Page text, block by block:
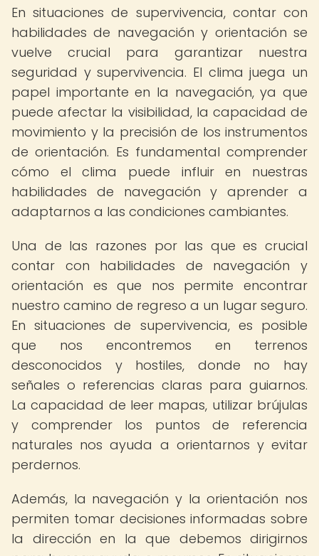
En situaciones de supervivencia, contar con
habilidades de navegación y orientación se
vuelve crucial para garantizar nuestra
seguridad y supervivencia. El clima juega un
papel importante en la navegación, ya que
puede afectar la visibilidad, la capacidad de
movimiento y la precisión de los instrumentos
de orientación. Es fundamental comprender
cómo el clima puede influir en nuestras
habilidades de navegación y aprender a
adaptarnos a las condiciones cambiantes.
Una de las razones por las que es crucial
contar con habilidades de navegación y
orientación es que nos permite encontrar
nuestro camino de regreso a un lugar seguro.
En situaciones de supervivencia, es posible
que nos encontremos en terrenos
desconocidos y hostiles, donde no hay
señales o referencias claras para guiarnos.
La capacidad de leer mapas, utilizar brújulas
y comprender los puntos de referencia
naturales nos ayuda a orientarnos y evitar
perdernos.
Además, la navegación y la orientación nos
permiten tomar decisiones informadas sobre
la dirección en la que debemos dirigirnos